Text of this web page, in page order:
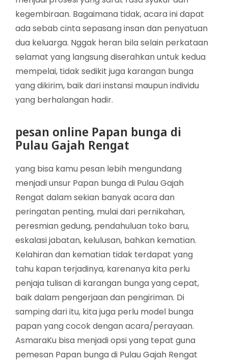
kegembiraan. Bagaimana tidak, acara ini dapat
ada sebab cinta sepasang insan dan penyatuan
dua keluarga. Nggak heran bila selain perkataan
selamat yang langsung diserahkan untuk kedua
mempelai, tidak sedikit juga karangan bunga
yang dikirim, baik dari instansi maupun individu
yang berhalangan hadir.
pesan online Papan bunga di
Pulau Gajah Rengat
yang bisa kamu pesan lebih mengundang
menjadi unsur Papan bunga di Pulau Gajah
Rengat dalam sekian banyak acara dan
peringatan penting, mulai dari pernikahan,
peresmian gedung, pendahuluan toko baru,
eskalasi jabatan, kelulusan, bahkan kematian.
Kelahiran dan kematian tidak terdapat yang
tahu kapan terjadinya, karenanya kita perlu
penjaja tulisan di karangan bunga yang cepat,
baik dalam pengerjaan dan pengiriman. Di
samping dari itu, kita juga perlu model bunga
papan yang cocok dengan acara/perayaan.
AsmaraKu bisa menjadi opsi yang tepat guna
pemesan Papan bunga di Pulau Gajah Rengat